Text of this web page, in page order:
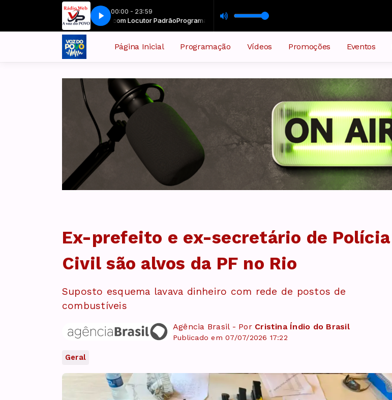
00:00 - 23:59
Programação Musical com Locutor PadrãoProgramação Musical com Locutor Padrão
ARENA202 ARENA202
Página Inicial Programação Vídeos Promoções Eventos
Ex-prefeito e ex-secretário de Polícia
Civil são alvos da PF no Rio
Suposto esquema lavava dinheiro com rede de postos de
combustíveis
Agência Brasil - Por Cristina Índio do Brasil
Publicado em 07/07/2026 17:22
Geral